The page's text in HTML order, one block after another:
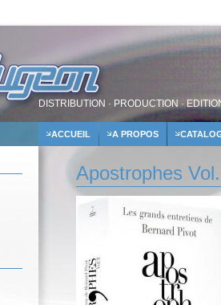
DISTRIBUTION · PRODUCTION ·
ACCUEIL A PROPOS
Apostrophes